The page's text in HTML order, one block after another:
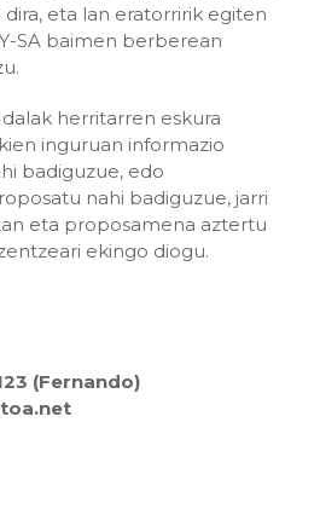
eta lan eratorririk egiten
SA baimen berberean
herritarren eskura
inguruan informazio
badiguzue, edo
nahi badiguzue, jarri
eta proposamena aztertu
ekingo diogu.
(Fernando)